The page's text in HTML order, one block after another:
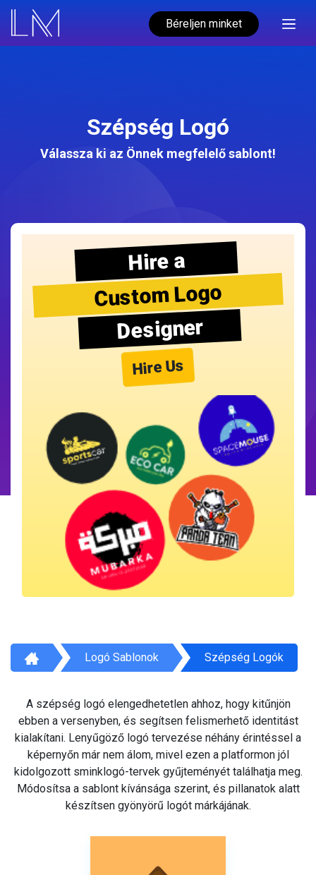
Béreljen minket
Szépség Logó
Válassza ki az Önnek megfelelő sablont!
Hire a
Custom Logo
Designer
Hire Us
Logó Sablonok Szépség Logók
A szépség logó elengedhetetlen ahhoz, hogy kitűnjön
ebben a versenyben, és segítsen felismerhető identitást
kialakítani. Lenyűgöző logó tervezése néhány érintéssel a
képernyőn már nem álom, mivel ezen a platformon jól
kidolgozott sminklogó-tervek gyűjteményét találhatja meg.
Módosítsa a sablont kívánsága szerint, és pillanatok alatt
készítsen gyönyörű logót márkájának.